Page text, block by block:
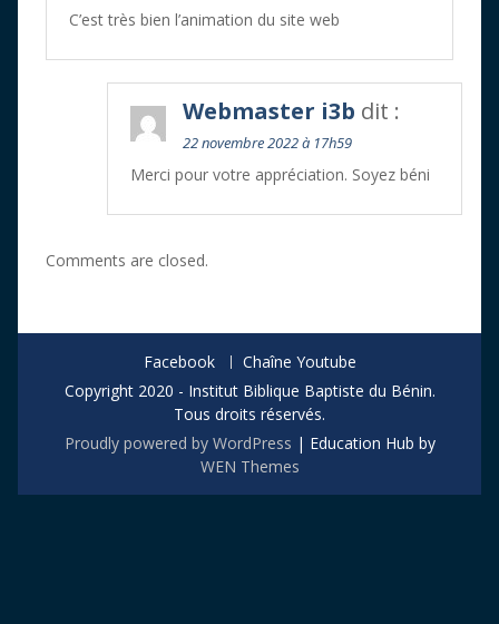
C’est très bien l’animation du site web
Webmaster i3b dit :
22 novembre 2022 à 17h59
Merci pour votre appréciation. Soyez béni
Comments are closed.
Facebook
Chaîne Youtube
Copyright 2020 - Institut Biblique Baptiste du Bénin.
Tous droits réservés.
Proudly powered by WordPress | Education Hub by
WEN Themes